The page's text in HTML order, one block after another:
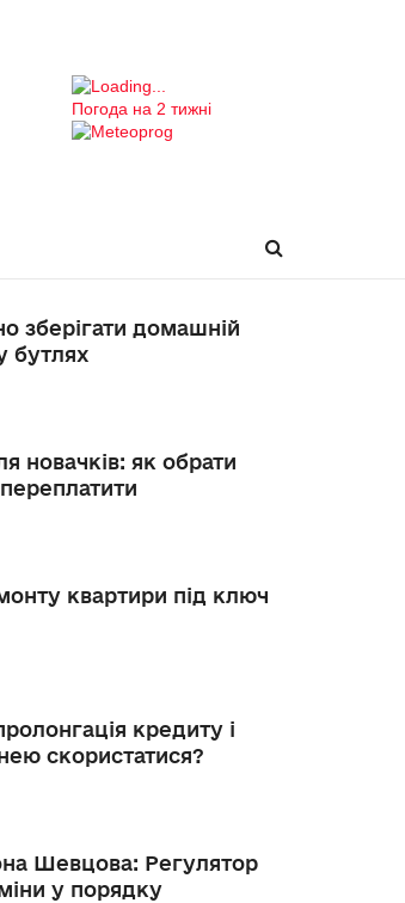
Погода на 2 тижні
зберігати домашній
бутлях
новачків: як обрати
квартири під ключ
кредиту і
скористатися?
Шевцова: Регулятор
у порядку